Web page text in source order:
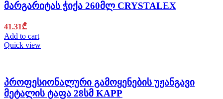
მარგარიტას ჭიქა 260მლ CRYSTALEX
41.31₾
Add to cart
Quick view
პროფესიონალური გამოყენების უჟანგავი
მეტალის ტაფა 28სმ KAPP